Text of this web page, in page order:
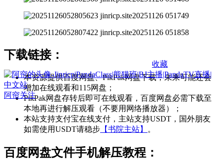
下载链接：
本资源提供百度网盘、PikPak网盘下载，未来可能还会
增加在线观看和115网盘；
PikPak网盘存转后即可在线观看，百度网盘必需下载至
本地再进行解压观看（不要用网络播放器）；
本站支持支付宝在线支付，主站支持USDT，国外朋友
如需使用USDT请稳步 【书院主站】 。
百度网盘文件手机解压教程：
收藏
阿帘关注